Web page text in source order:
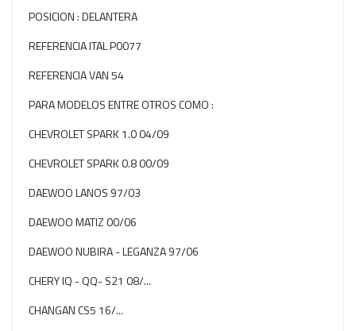
POSICION : DELANTERA
REFERENCIA ITAL P0077
REFERENCIA VAN 54
PARA MODELOS ENTRE OTROS COMO :
CHEVROLET SPARK 1.0 04/09
CHEVROLET SPARK 0.8 00/09
DAEWOO LANOS 97/03
DAEWOO MATIZ 00/06
DAEWOO NUBIRA - LEGANZA 97/06
CHERY IQ - QQ- S21 08/...
CHANGAN CS5 16/...